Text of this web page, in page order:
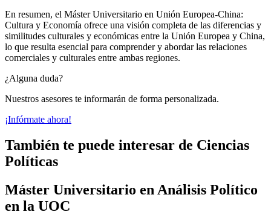
En resumen, el Máster Universitario en Unión Europea-China:
Cultura y Economía ofrece una visión completa de las diferencias y
similitudes culturales y económicas entre la Unión Europea y China,
lo que resulta esencial para comprender y abordar las relaciones
comerciales y culturales entre ambas regiones.
¿Alguna duda?
Nuestros asesores te informarán de forma personalizada.
¡Infórmate ahora!
También te puede interesar de Ciencias
Políticas
Máster Universitario en Análisis Político
en la UOC